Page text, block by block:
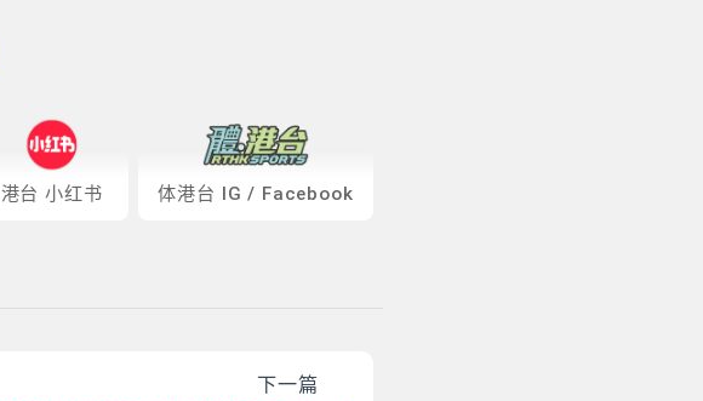
港台 小红书 体港台 IG / Facebook
下一篇